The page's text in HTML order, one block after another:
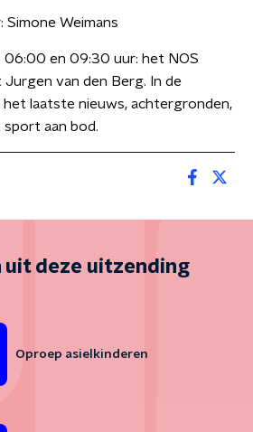
Simone Weimans
06:00 en 09:30 uur: het NOS
Jurgen van den Berg. In de
laatste nieuws, achtergronden,
sport aan bod.
uit deze uitzending
Oproep asielkinderen